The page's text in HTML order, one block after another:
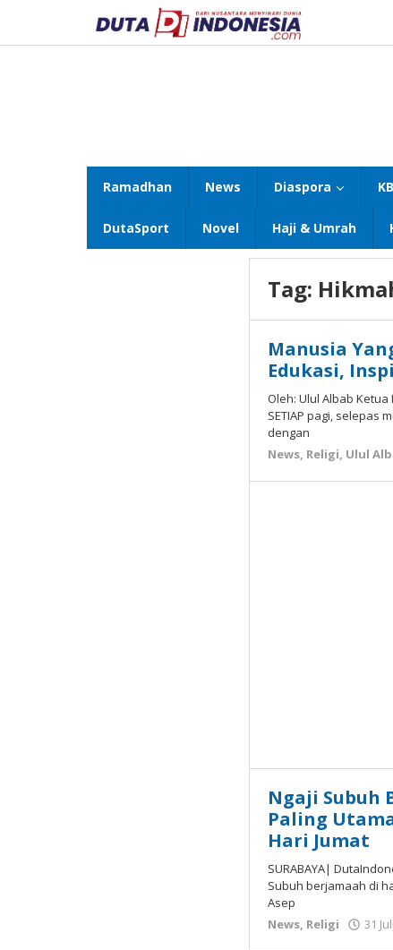
konten
Ramadhan News Diaspora
DutaSport Novel Haji & Umrah
Tag:
Manusia
Edukasi,
Oleh: Ulul Albab Ketua
SETIAP pagi, selepas
dengan
News, Religi, Ulul
Ngaji Subuh
Paling
Hari Jumat
SURABAYA|
Subuh berjamaah di
Asep
News, Religi 31